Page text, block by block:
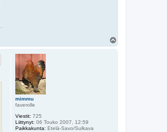
mimmu
faverolle
Viestit: 725
Liittynyt: 06 Touko 2007, 12:59
Paikkakunta: Etelä-Savo/Sulkava